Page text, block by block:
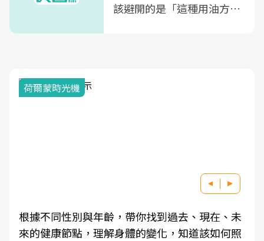
該避開的是「這種用油方
荷爾蒙時光機
根據不同性別與年齡，帶你找到過去、現在、未
來的健康節點，理解身體的變化，知道該如何照